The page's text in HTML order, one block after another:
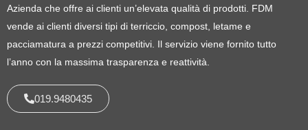
Azienda che offre ai clienti un’elevata qualità di prodotti. FDM
vende ai clienti diversi tipi di terriccio, compost, letame e
pacciamatura a prezzi competitivi. Il servizio viene fornito tutto
l’anno con la massima trasparenza e reattività.
019.9480435